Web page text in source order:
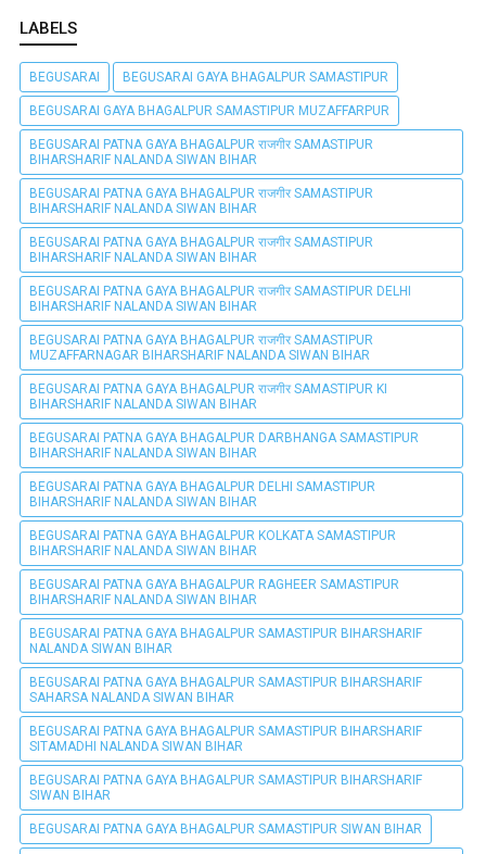
LABELS
BEGUSARAI BEGUSARAI GAYA BHAGALPUR SAMASTIPUR
BEGUSARAI GAYA BHAGALPUR SAMASTIPUR MUZAFFARPUR
BEGUSARAI PATNA GAYA BHAGALPUR राजगीर SAMASTIPUR
BIHARSHARIF NALANDA SIWAN BIHAR
BEGUSARAI PATNA GAYA BHAGALPUR राजगीर SAMASTIPUR
BIHARSHARIF NALANDA SIWAN BIHAR
BEGUSARAI PATNA GAYA BHAGALPUR राजगीर SAMASTIPUR
BIHARSHARIF NALANDA SIWAN BIHAR
BEGUSARAI PATNA GAYA BHAGALPUR राजगीर SAMASTIPUR DELHI
BIHARSHARIF NALANDA SIWAN BIHAR
BEGUSARAI PATNA GAYA BHAGALPUR राजगीर SAMASTIPUR
MUZAFFARNAGAR BIHARSHARIF NALANDA SIWAN BIHAR
BEGUSARAI PATNA GAYA BHAGALPUR राजगीर SAMASTIPUR KI
BIHARSHARIF NALANDA SIWAN BIHAR
BEGUSARAI PATNA GAYA BHAGALPUR DARBHANGA SAMASTIPUR
BIHARSHARIF NALANDA SIWAN BIHAR
BEGUSARAI PATNA GAYA BHAGALPUR DELHI SAMASTIPUR
BIHARSHARIF NALANDA SIWAN BIHAR
BEGUSARAI PATNA GAYA BHAGALPUR KOLKATA SAMASTIPUR
BIHARSHARIF NALANDA SIWAN BIHAR
BEGUSARAI PATNA GAYA BHAGALPUR RAGHEER SAMASTIPUR
BIHARSHARIF NALANDA SIWAN BIHAR
BEGUSARAI PATNA GAYA BHAGALPUR SAMASTIPUR BIHARSHARIF
NALANDA SIWAN BIHAR
BEGUSARAI PATNA GAYA BHAGALPUR SAMASTIPUR BIHARSHARIF
SAHARSA NALANDA SIWAN BIHAR
BEGUSARAI PATNA GAYA BHAGALPUR SAMASTIPUR BIHARSHARIF
SITAMADHI NALANDA SIWAN BIHAR
BEGUSARAI PATNA GAYA BHAGALPUR SAMASTIPUR BIHARSHARIF
SIWAN BIHAR
BEGUSARAI PATNA GAYA BHAGALPUR SAMASTIPUR SIWAN BIHAR